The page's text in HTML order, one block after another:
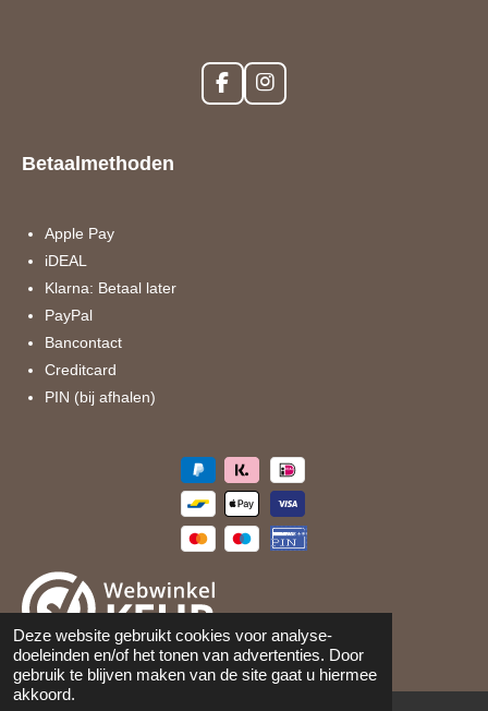
Deze website gebruikt cookies voor analyse-
doeleinden en/of het tonen van advertenties. Door
gebruik te blijven maken van de site gaat u hiermee
akkoord.
F
a
I
n
Betaalmethoden
Apple Pay
iDEAL
Klarna: Betaal later
PayPal
Bancontact
Creditcard
PIN (bij afhalen)
©2026 Maison 105